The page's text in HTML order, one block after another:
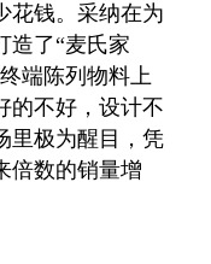
花钱。采纳在为
造了“麦氏家
端陈列物料上
的不好，设计不
里极为醒目，凭
倍数的销量增